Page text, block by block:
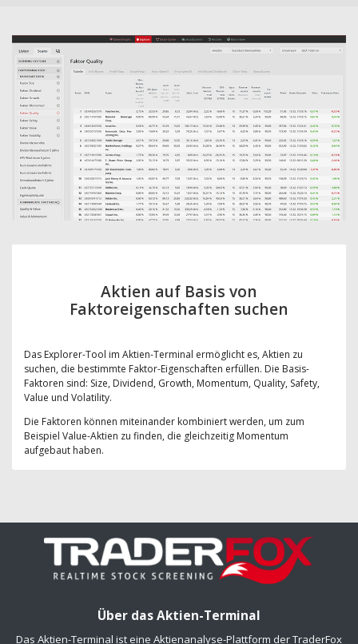
Aktien auf Basis von
Faktoreigenschaften suchen
Das Explorer-Tool im Aktien-Terminal ermöglicht es, Aktien zu
suchen, die bestimmte Faktor-Eigenschaften erfüllen. Die Basis-
Faktoren sind: Size, Dividend, Growth, Momentum, Quality, Safety,
Value und Volatility.
Die Faktoren können miteinander kombiniert werden, um zum
Beispiel Value-Aktien zu finden, die gleichzeitig Momentum
aufgebaut haben.
Über das Aktien-Terminal
Das Aktien-Terminal ist eine Aktienanalyse-Plattform der TraderFox